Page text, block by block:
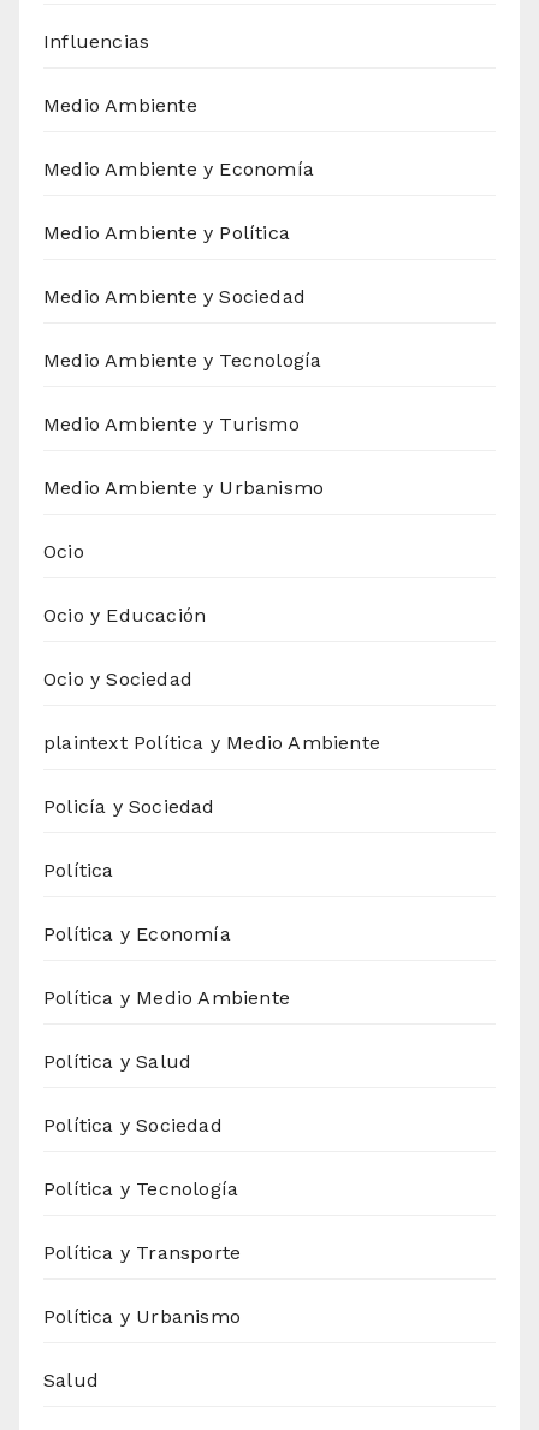
Influencias
Medio Ambiente
Medio Ambiente y Economía
Medio Ambiente y Política
Medio Ambiente y Sociedad
Medio Ambiente y Tecnología
Medio Ambiente y Turismo
Medio Ambiente y Urbanismo
Ocio
Ocio y Educación
Ocio y Sociedad
plaintext Política y Medio Ambiente
Policía y Sociedad
Política
Política y Economía
Política y Medio Ambiente
Política y Salud
Política y Sociedad
Política y Tecnología
Política y Transporte
Política y Urbanismo
Salud